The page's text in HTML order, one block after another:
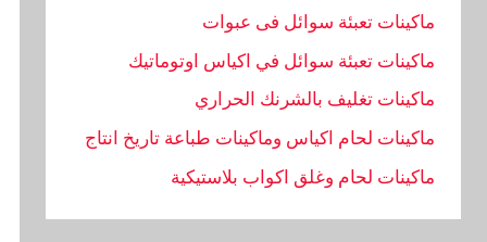
ماكينات تعبئة سوائل فى عبوات
ماكينات تعبئة سوائل في اكياس اوتوماتيك
ماكينات تغليف بالشرنك الحراري
ماكينات لحام اكياس وماكينات طباعة تاريخ انتاج
ماكينات لحام وغلق اكواب بلاستيكية